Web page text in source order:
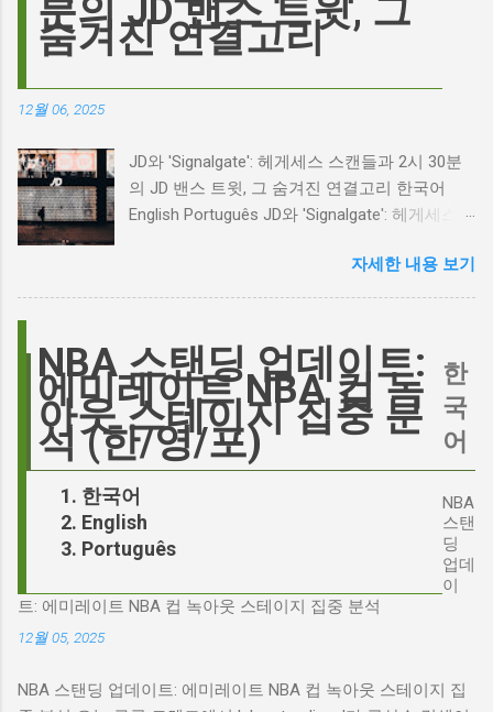
Plufow Le Studio on Unsplash 폭풍의 언덕, 그
리고 캐스팅 논쟁의 불씨 최근 몇 주 동안 영화
하는 동시에 우려를 표했습니다. 일부에서는 엘
로디의 이미지가 원작 속 히스클리프와는 다소
거리가 있다는 의견을 제시하며 캐스팅에 대한
한 비판에 대해 "기다려 보세요. 믿으세요. 분명
의 이미지가 원작과 부합하는지 여부를 넘어, 우
리가 '히스클리프'라는 인물에게 기대하는 바가
무엇인지, 그리고 배우가 그 기대를 어떻게 충족
시킬 수 있는지에 대한 근본적인 질문을 던집니
다. 다니엘 데이 루이스, '진정성'의 대명사 이 지
점에서 다니엘 데이 루이스의 이름이 등장하는
것은 결코 우연이 아닙니다. 그는 '메소드 연
기'의 극한을 보여주는 배우로서, 맡는 역할마다
완벽하게 몰입하여 실제 인물과 구분이 어려울
정도의 연기를 선보였습니다. <나의 왼발>에서
분의 JD 밴스 트윗, 그
숨겨진 연결고리
12월 06, 2025
JD와 'Signalgate': 헤게세스 스캔들과 2시 30분
의 JD 밴스 트윗, 그 숨겨진 연결고리 한국어
English Português JD와 'Signalgate': 헤게세스
연결고리 오늘의 구글 트렌드 인기 검색어 'jd'는
단순히 두 글자의 약자가 아닙니다. 최근 미국
'Signalgate' 스캔들과 깊숙이 연결되어 있습니
다. 폭스뉴스 진행자 피트 헤게세스(Pete
Hegseth)를 중심으로 벌어진 이 스캔들은 예상
치 못한 인물, JD 밴스(JD Vance)의 이름까지 소
환하며 파장을 일으키고 있습니다. 왜 'jd'가 갑자
들이 어떻게 얽혀있는 것일까요? 최대100%세일
오늘의 특가 'Signalgate' 스캔들: 피트 헤게세스
의 그림자 먼저 'Signalgate' 스캔들의 핵심 인물
인 피트 헤게세스부터 살펴봐야 합니다. 최근 공
개된 국방부 감사 보고서에 따르면, 헤게세스는
스의 행위가 윤리적으로 심각한 문제를 야기하
자세한 내용 보기
NBA 스탠딩 업데이트:
에미레이트 NBA 컵 녹
아웃 스테이지 집중 분
석 (한/영/포)
한국어
English
Português
한
국
어
NBA
스탠
딩
업데
이
트: 에미레이트 NBA 컵 녹아웃 스테이지 집중 분석
12월 05, 2025
NBA 스탠딩 업데이트: 에미레이트 NBA 컵 녹아웃 스테이지 집